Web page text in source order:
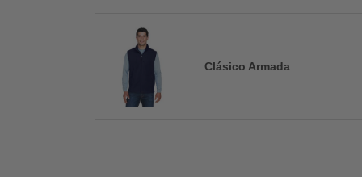
Clásico Armada